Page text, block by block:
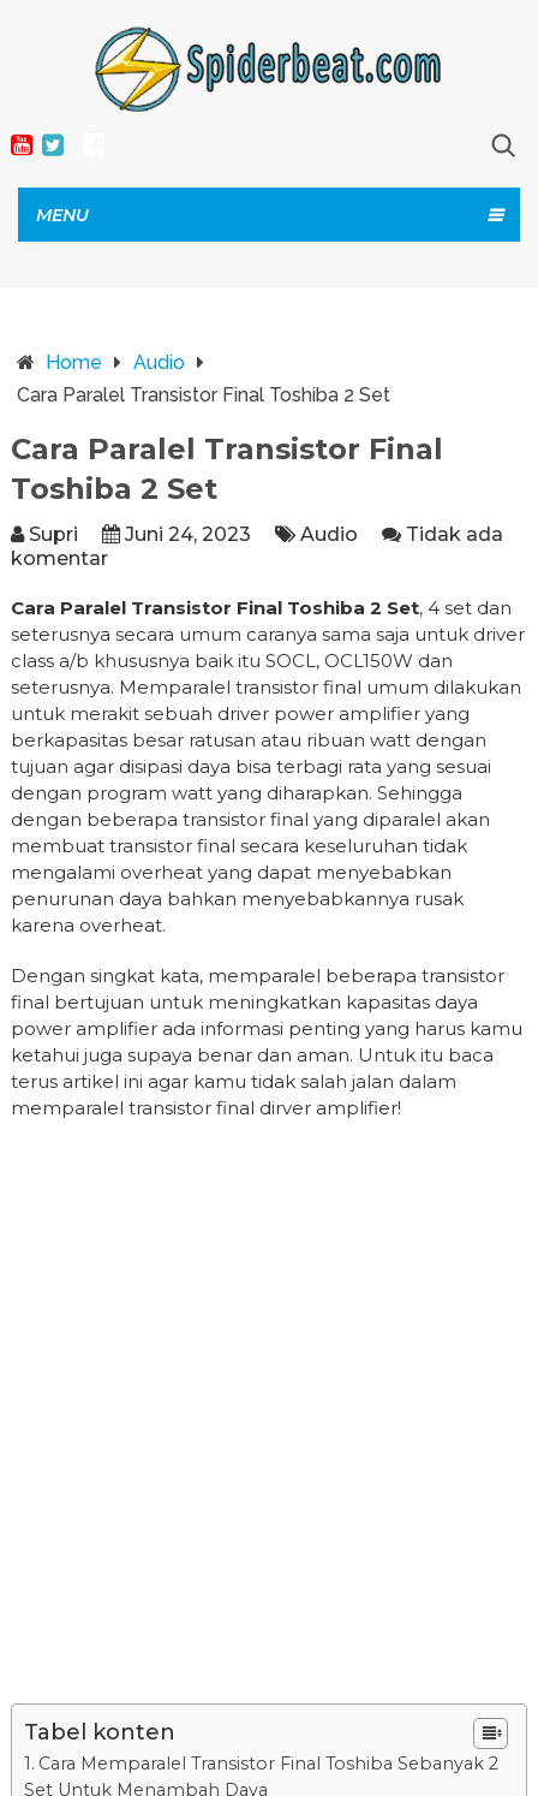
MENU
Home
Audio
Cara Paralel Transistor Final Toshiba 2 Set
Cara Paralel Transistor Final
Toshiba 2 Set
Supri Juni 24, 2023 Audio
Tidak ada
komentar
Cara Paralel Transistor Final Toshiba 2 Set, 4 set dan
seterusnya secara umum caranya sama saja untuk driver
class a/b khususnya baik itu SOCL, OCL150W dan
seterusnya. Memparalel transistor final umum dilakukan
untuk merakit sebuah driver power amplifier yang
berkapasitas besar ratusan atau ribuan watt dengan
tujuan agar disipasi daya bisa terbagi rata yang sesuai
dengan program watt yang diharapkan. Sehingga
dengan beberapa transistor final yang diparalel akan
membuat transistor final secara keseluruhan tidak
mengalami overheat yang dapat menyebabkan
penurunan daya bahkan menyebabkannya rusak
karena overheat.
Dengan singkat kata, memparalel beberapa transistor
final bertujuan untuk meningkatkan kapasitas daya
power amplifier ada informasi penting yang harus kamu
ketahui juga supaya benar dan aman. Untuk itu baca
terus artikel ini agar kamu tidak salah jalan dalam
memparalel transistor final dirver amplifier!
Tabel konten
Cara Memparalel Transistor Final Toshiba Sebanyak 2
Set Untuk Menambah Daya